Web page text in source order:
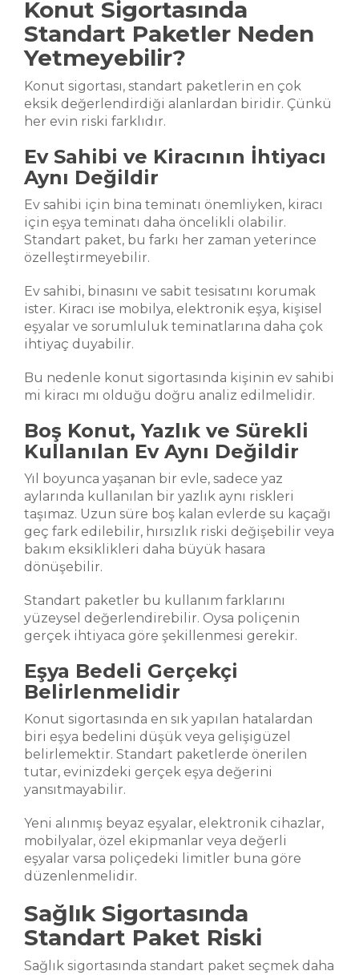
Konut Sigortasında
Standart Paketler Neden
Yetmeyebilir?
Konut sigortası, standart paketlerin en çok
eksik değerlendirdiği alanlardan biridir. Çünkü
her evin riski farklıdır.
Ev Sahibi ve Kiracının İhtiyacı
Aynı Değildir
Ev sahibi için bina teminatı önemliyken, kiracı
için eşya teminatı daha öncelikli olabilir.
Standart paket, bu farkı her zaman yeterince
özelleştirmeyebilir.
Ev sahibi, binasını ve sabit tesisatını korumak
ister. Kiracı ise mobilya, elektronik eşya, kişisel
eşyalar ve sorumluluk teminatlarına daha çok
ihtiyaç duyabilir.
Bu nedenle konut sigortasında kişinin ev sahibi
mi kiracı mı olduğu doğru analiz edilmelidir.
Boş Konut, Yazlık ve Sürekli
Kullanılan Ev Aynı Değildir
Yıl boyunca yaşanan bir evle, sadece yaz
aylarında kullanılan bir yazlık aynı riskleri
taşımaz. Uzun süre boş kalan evlerde su kaçağı
geç fark edilebilir, hırsızlık riski değişebilir veya
bakım eksiklikleri daha büyük hasara
dönüşebilir.
Standart paketler bu kullanım farklarını
yüzeysel değerlendirebilir. Oysa poliçenin
gerçek ihtiyaca göre şekillenmesi gerekir.
Eşya Bedeli Gerçekçi
Belirlenmelidir
Konut sigortasında en sık yapılan hatalardan
biri eşya bedelini düşük veya gelişigüzel
belirlemektir. Standart paketlerde önerilen
tutar, evinizdeki gerçek eşya değerini
yansıtmayabilir.
Yeni alınmış beyaz eşyalar, elektronik cihazlar,
mobilyalar, özel ekipmanlar veya değerli
eşyalar varsa poliçedeki limitler buna göre
düzenlenmelidir.
Sağlık Sigortasında
Standart Paket Riski
Sağlık sigortasında standart paket seçmek daha